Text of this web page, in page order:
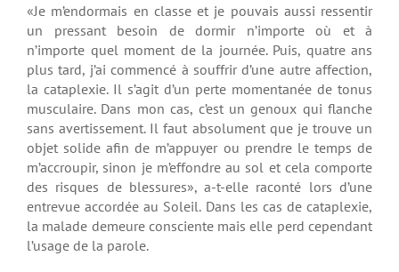
«Je m’endormais en classe et je pouvais aussi ressentir
un pressant besoin de dormir n’importe où et à
n’importe quel moment de la journée. Puis, quatre ans
plus tard, j’ai commencé à souffrir d’une autre affection,
la cataplexie. Il s’agit d’un perte momentanée de tonus
musculaire. Dans mon cas, c’est un genoux qui flanche
sans avertissement. Il faut absolument que je trouve un
objet solide afin de m’appuyer ou prendre le temps de
m’accroupir, sinon je m’effondre au sol et cela comporte
des risques de blessures», a-t-elle raconté lors d’une
entrevue accordée au Soleil. Dans les cas de cataplexie,
la malade demeure consciente mais elle perd cependant
l’usage de la parole.